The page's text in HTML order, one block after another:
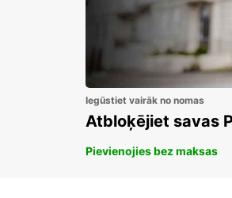
Iegūstiet vairāk no nomas
Atbloķējiet savas
Pievienojies bez maksas